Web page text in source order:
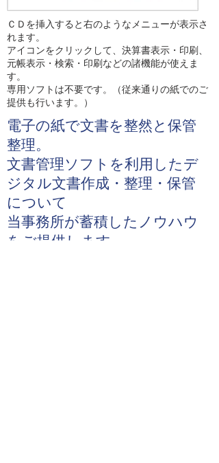
ＣＤを挿入すると右のようなメニューが表示さ
れます。
アイコンをクリックして、決算書表示・印刷、
元帳表示・検索・印刷などの諸機能が使えま
す。
専用ソフトは不要です。（従来通りの紙でのご
提供も行います。）
​電子の紙で文書を整然と保管
整理。
文書管理ソフトを利用したデ
ジタル文書作成・整理・保管
について
当事務所が蓄積したノウハウ
をご提供します。